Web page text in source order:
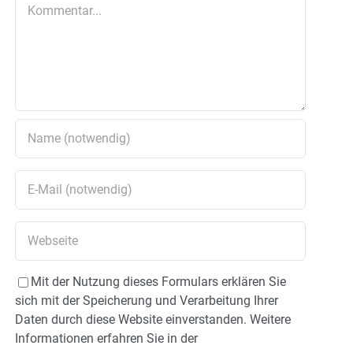
Mit der Nutzung dieses Formulars erklären Sie
sich mit der Speicherung und Verarbeitung Ihrer
Daten durch diese Website einverstanden. Weitere
Informationen erfahren Sie in der